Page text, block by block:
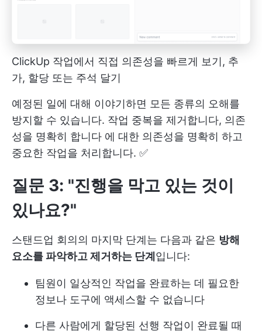
ClickUp 작업에서 직접 의존성을 빠르게 보기, 추
가, 할당 또는 주석 달기
예정된 일에 대해 이야기하면 모든 종류의 오해를
방지할 수 있습니다. 작업 중복을 제거합니다, 의존
성을 명확히 합니다 에 대한 의존성을 명확히 하고
중요한 작업을 처리합니다. ✅
질문 3: "진행을 막고 있는 것이
있나요?"
스탠드업 회의의 마지막 단계는 다음과 같은 방해
요소를 파악하고 제거하는 단계입니다:
팀원이 일상적인 작업을 완료하는 데 필요한
정보나 도구에 액세스할 수 없습니다
다른 사람에게 할당된 선행 작업이 완료될 때